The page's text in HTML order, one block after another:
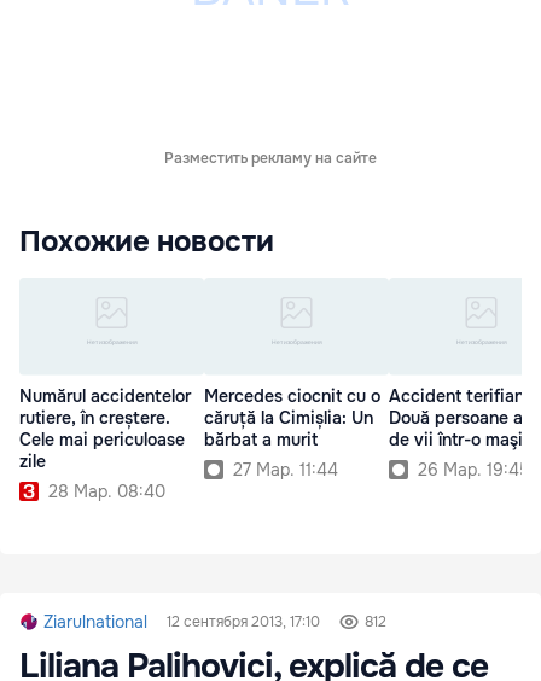
Разместить рекламу на сайте
Похожие новости
Numărul accidentelor
rutiere, în creștere.
Cele mai periculoase
zile
28 Мар. 08:40
Mercedes ciocnit cu o
căruță la Cimișlia: Un
bărbat a murit
27 Мар. 11:44
Accident terifiant:
Două persoane au
de vii într-o maşină
26 Мар. 19:45
Ziarulnational 12 сентября 2013, 17:10 812
Liliana Palihovici, explică de ce